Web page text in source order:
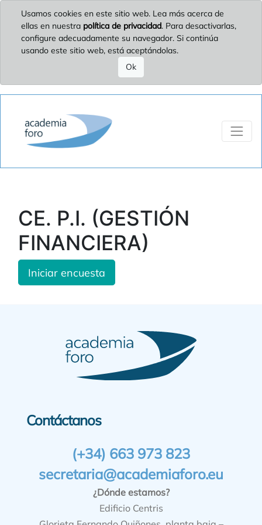
Usamos cookies en este sitio web. Lea más acerca de
ellas en nuestra política de privacidad. Para desactivarlas,
configure adecuadamente su navegador. Si continúa
usando este sitio web, está aceptándolas.
Ok
CE. P.I. (GESTIÓN
FINANCIERA)
Iniciar encuesta
Contáctanos
(+34) 663 973 823
secretaria@academiaforo.eu
¿Dónde estamos?
Edificio Centris